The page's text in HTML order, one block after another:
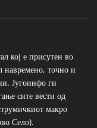
кој е присутен во
навремено, точно и
Југоинфо ги
сите вести од
макро
Село).